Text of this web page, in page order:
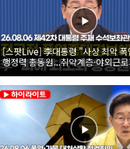
[스팟Live] 李대통령 "사상 최악 폭
행정력 총동원...취약계층·야외근
힘써야"｜26.08.06 제42차 대통령
보좌관회의